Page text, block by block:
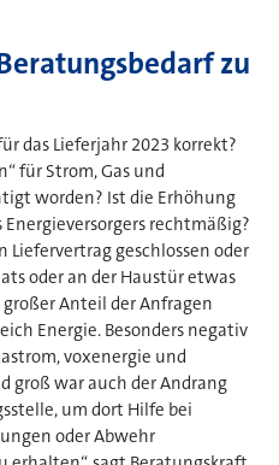
zu
das Lieferjahr 2023 korrekt?
für Strom, Gas und
worden? Ist die Erhöhung
rechtmäßig?
geschlossen oder
oder an der Haustür etwas
Anteil der Anfragen
Energie. Besonders negativ
voxenergie und
groß war auch der Andrang
um dort Hilfe bei
oder Abwehr